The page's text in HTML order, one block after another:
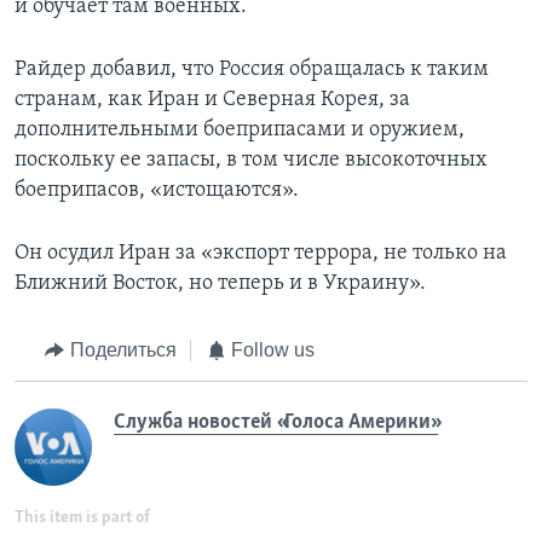
и обучает там военных.
Райдер добавил, что Россия обращалась к таким
странам, как Иран и Северная Корея, за
дополнительными боеприпасами и оружием,
поскольку ее запасы, в том числе высокоточных
боеприпасов, «истощаются».
Он осудил Иран за «экспорт террора, не только на
Ближний Восток, но теперь и в Украину».
Поделиться Follow us
Служба новостей «Голоса Америки»
This item is part of